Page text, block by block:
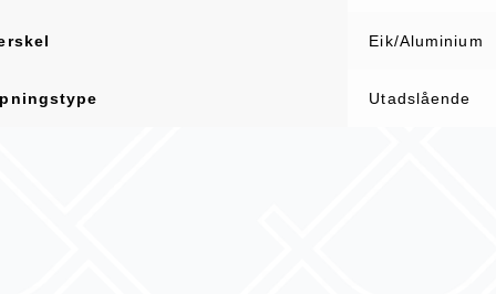
Eik/Aluminium
Utadslående